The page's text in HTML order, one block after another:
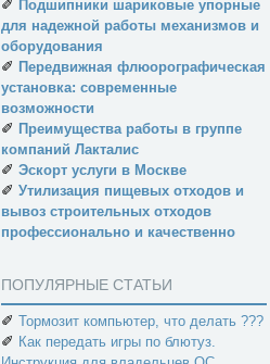
✐ Подшипники шариковые упорные
для надежной работы механизмов и
оборудования
✐ Передвижная флюорографическая
установка: современные
возможности
✐ Преимущества работы в группе
компаний Лакталис
✐ Эскорт услуги в Москве
✐ Утилизация пищевых отходов и
вывоз строительных отходов
профессионально и качественно
ПОПУЛЯРНЫЕ СТАТЬИ
✐ Тормозит компьютер, что делать ???
✐ Как передать игры по блютуз.